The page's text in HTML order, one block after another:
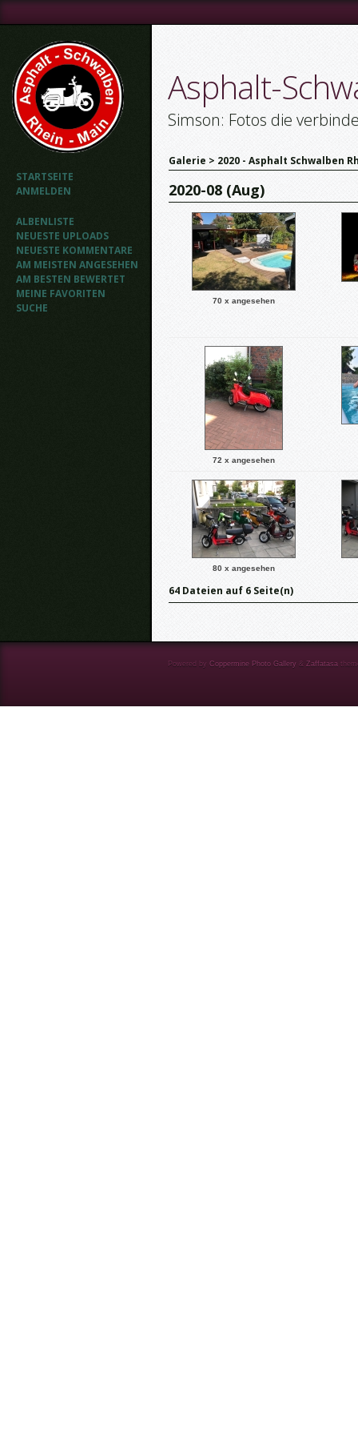
STARTSEITE
ANMELDEN
ALBENLISTE
NEUESTE UPLOADS
NEUESTE KOMMENTARE
AM MEISTEN ANGESEHEN
AM BESTEN BEWERTET
MEINE FAVORITEN
SUCHE
Asphalt-
Simson: Fotos die
Galerie > 2020 - Asphalt Schwalben
2020-08 (Aug)
70 x angesehen
72 x angesehen
80 x angesehen
64 Dateien auf 6 Seite(n)
Powered by Coppermine Photo Gallery & Zaffatasa